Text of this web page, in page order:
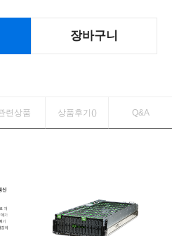
장바구니
련상품 상품후기() Q&A